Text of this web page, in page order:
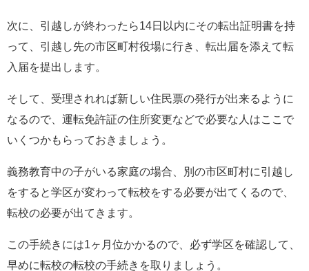
次に、引越しが終わったら14日以内にその転出証明書を持
って、引越し先の市区町村役場に行き、転出届を添えて転
入届を提出します。
そして、受理されれば新しい住民票の発行が出来るように
なるので、運転免許証の住所変更などで必要な人はここで
いくつかもらっておきましょう。
義務教育中の子がいる家庭の場合、別の市区町村に引越し
をすると学区が変わって転校をする必要が出てくるので、
転校の必要が出てきます。
この手続きには1ヶ月位かかるので、必ず学区を確認して、
早めに転校の転校の手続きを取りましょう。